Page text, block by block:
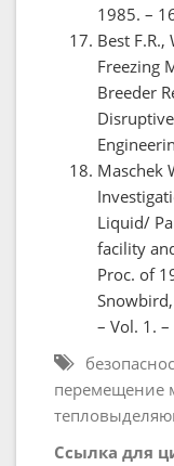
1985. –
Best F.R.,
Freezing
Breeder
Maschek
Liquid/
facility
Proc. of
– Vol. 1.
перемещение
Ссылка для